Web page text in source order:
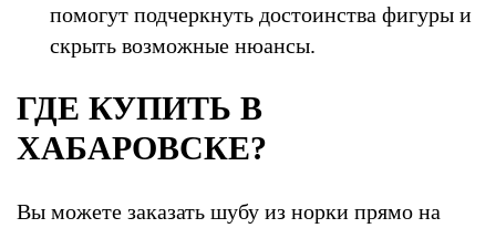
помогут подчеркнуть достоинства фигуры и
скрыть возможные нюансы.
ГДЕ КУПИТЬ В
ХАБАРОВСКЕ?
Вы можете заказать шубу из норки прямо на